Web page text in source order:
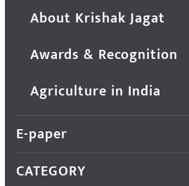
About Krishak Jagat
Awards & Recognition
Agriculture in India
E-paper
CATEGORY